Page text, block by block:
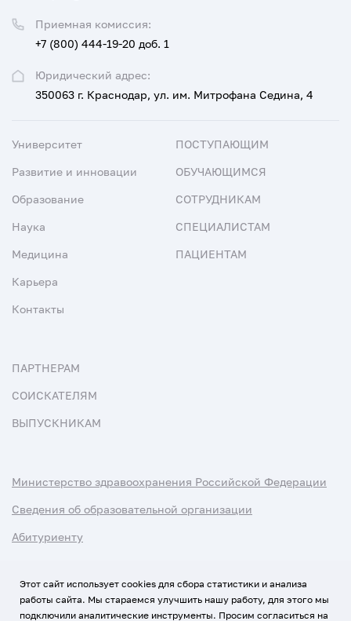
Юридический адрес:
350063 г. Краснодар, ул. им. Митрофана Седина, 4
Приемная комиссия:
+7 (800) 444-19-20 доб. 1
Университет
Развитие и инновации
Образование
Наука
Медицина
Карьера
Контакты
ПОСТУПАЮЩИМ
ОБУЧАЮЩИМСЯ
СОТРУДНИКАМ
СПЕЦИАЛИСТАМ
ПАЦИЕНТАМ
ПАРТНЕРАМ
СОИСКАТЕЛЯМ
ВЫПУСКНИКАМ
Министерство здравоохранения Российской Федерации
Сведения об образовательной организации
Абитуриенту
Этот сайт использует cookies для сбора статистики и анализа
работы сайта. Мы стараемся улучшить нашу работу, для этого мы
подключили аналитические инструменты. Просим согласиться на